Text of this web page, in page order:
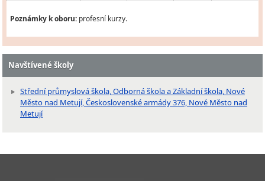
Poznámky k oboru: profesní kurzy.
Navštívené školy
Střední průmyslová škola, Odborná škola a Základní škola, Nové
Město nad Metují, Československé armády 376, Nové Město nad
Metují